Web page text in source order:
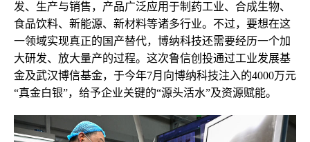
发、生产与销售，产品广泛应用于制药工业、合成生物、
食品饮料、新能源、新材料等诸多行业。不过，要想在这
一领域实现真正的国产替代，博纳科技还需要经历一个加
大研发、放大量产的过程。这次鲁信创投通过工业发展基
金及武汉博信基金，于今年7月向博纳科技注入的4000万元
“真金白银”，给予企业关键的“源头活水”及资源赋能。